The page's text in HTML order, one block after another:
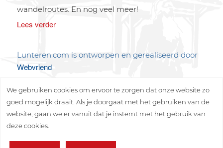
wandelroutes. En nog veel meer!
Lees verder
Lunteren.com is ontworpen en gerealiseerd door
Webvriend
We gebruiken cookies om ervoor te zorgen dat onze website zo
goed mogelijk draait. Als je doorgaat met het gebruiken van de
website, gaan we er vanuit dat je instemt met het gebruik van
deze cookies.